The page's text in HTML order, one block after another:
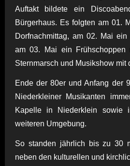
Auftakt bildete ein
Bürgerhaus. Es folgten am 01.
Dorfnachmittag, am 02. Mai ein
am 03. Mai ein Frühschoppen
Sternmarsch und Musikshow mit
Ende der 80er und Anfang der
Niederkleiner Musikanten
Kapelle in Niederklein sowie
weiteren Umgebung.
So standen jährlich bis zu 30
neben den kulturellen und